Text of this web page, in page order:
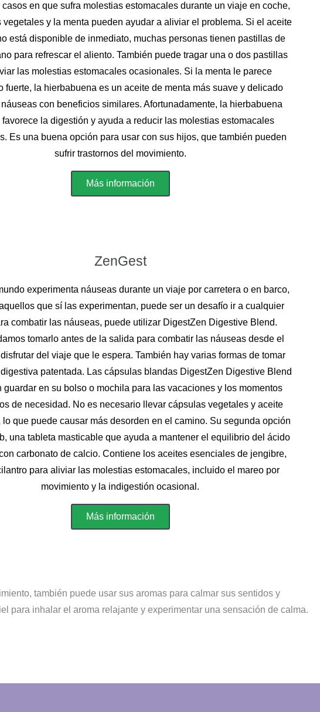
casos en que sufra molestias estomacales durante un viaje en coche,
vegetales y la menta pueden ayudar a aliviar el problema. Si el aceite
está disponible de inmediato, muchas personas tienen pastillas de
para refrescar el aliento. También puede tragar una o dos pastillas
las molestias estomacales ocasionales. Si la menta le parece
fuerte, la hierbabuena es un aceite de menta más suave y delicado
con beneficios similares. Afortunadamente, la hierbabuena
favorece la digestión y ayuda a reducir las molestias estomacales
Es una buena opción para usar con sus hijos, que también pueden
sufrir trastornos del movimiento.
Más información
ZenGest
experimenta náuseas durante un viaje por carretera o en barco,
que sí las experimentan, puede ser un desafío ir a cualquier
combatir las náuseas, puede utilizar DigestZen Digestive Blend.
tomarlo antes de la salida para combatir las náuseas desde el
del viaje que le espera. También hay varias formas de tomar
patentada. Las cápsulas blandas DigestZen Digestive Blend
guardar en su bolso o mochila para las vacaciones y los momentos
de necesidad. No es necesario llevar cápsulas vegetales y aceite
que puede causar más desorden en el camino. Su segunda opción
una tableta masticable que ayuda a mantener el equilibrio del ácido
carbonato de calcio. Contiene los aceites esenciales de jengibre,
para aliviar las molestias estomacales, incluido el mareo por
movimiento y la indigestión ocasional.
Más información
también puede usar sus aromas para calmar sus sentidos y
para inhalar el aroma relajante y experimentar una sensación de calma.